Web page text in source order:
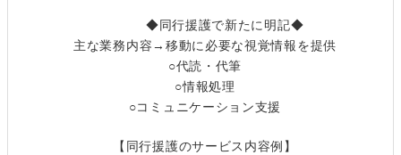
◆同行援護で新たに明記◆
主な業務内容→移動に必要な視覚情報を提供
○代読・代筆
○情報処理
○コミュニケーション支援
【同行援護のサービス内容例】